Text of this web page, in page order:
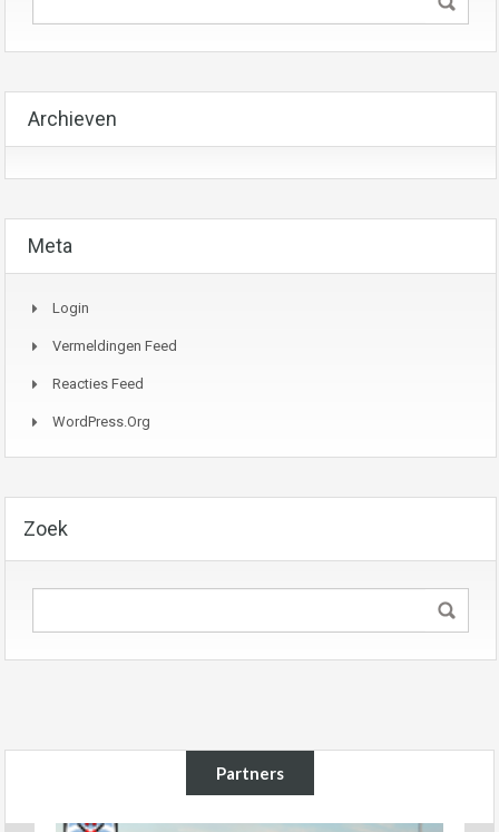
Archieven
Meta
Login
Vermeldingen Feed
Reacties Feed
WordPress.org
Zoek
Partners